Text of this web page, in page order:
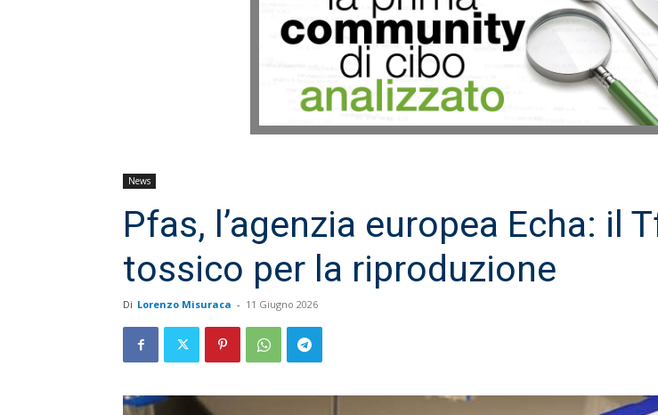
News
Pfas, l’agenzia europea Echa: il
tossico per la riproduzione
Di Lorenzo Misuraca - 11 Giugno 2026